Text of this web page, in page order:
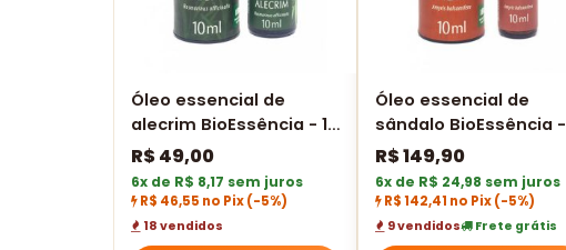
Óleo essencial de
alecrim BioEssência - 10
ml
R$49,00
6x de R$ 8,17 sem juros
R$ 46,55 no Pix(-5%)
18 vendidos
Óleo essencial de
sândalo BioEssência -
10 ml
R$149,90
6x de R$ 24,98 sem juros
R$ 142,41 no Pix(-5%)
9 vendidos Frete grátis